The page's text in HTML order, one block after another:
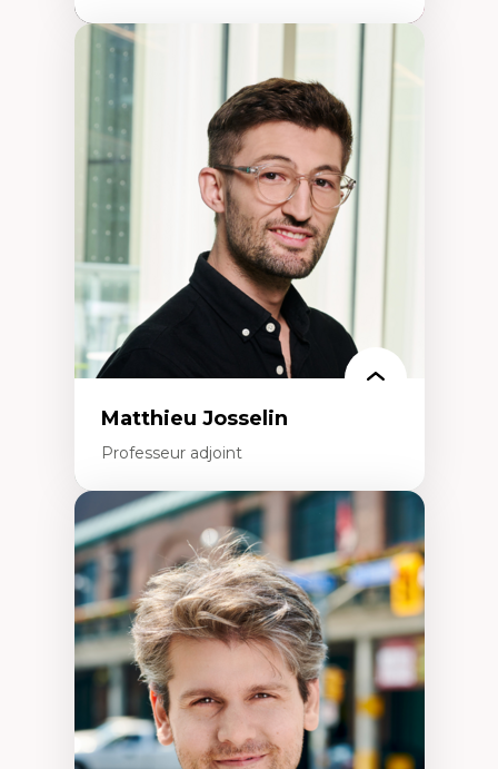
Expertises
Neuropsychiatrie et neurosciences
Direction d'essais cliniques
Analyse des politiques et pratiques en santé
mentale
Développement de protocoles d'essais
cliniques
Collaboration interfonctionnelle
Leadership en recherche clinique
Développement de cadres politiques
Collaboration avec des entreprises
pharmaceutiques
Rédaction de publications et de rapports
politiques
Enseignement et mentorat
Matthieu Josselin
Professeur adjoint
Expertises
Ethnographie critique des environnements
d’apprentissage des étudiant.e.s
Approche transdisciplinaire des
compétences socioaffectives et
interculturelles
Didactique des langues secondes et
compétence pragmatique
Andragogie
Méthodologies de recherche qualitative